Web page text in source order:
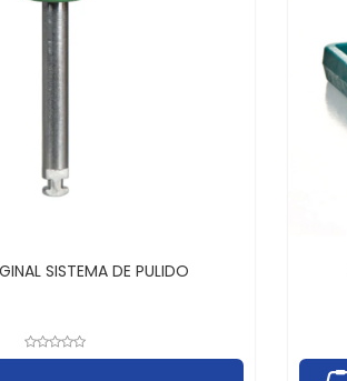
SISTEMA DE PULIDO